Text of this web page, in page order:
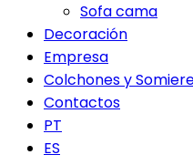
Sofa cama
Decoración
Empresa
Colchones y
Contactos
PT
ES